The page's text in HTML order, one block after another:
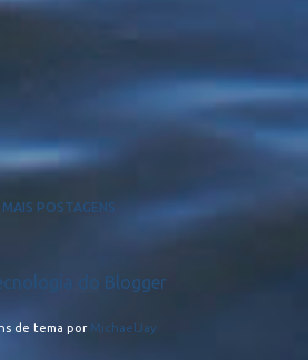
MAIS POSTAGENS
do Blogger
de tema por MichaelJay